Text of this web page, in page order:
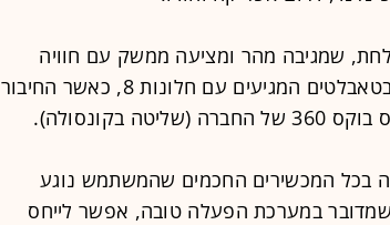
מוצלחת, שמגיבה מהר ומציעה ממשק עם חוויה
דומה לזו הקיימת במחשבים האישיים ובטאבלטים המגיעים עם חלונות 8, כאשר החיבור
בכל המכשירים החכמים שהמשתמש נוגע
במערכת הפעלה טובה, אפשר לייחס